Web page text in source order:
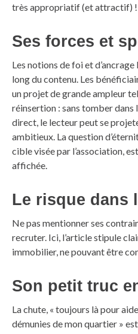
très appropriatif (et attractif) !
Ses forces et
Les notions de foi et
long du contenu. Les
un projet de grande ampleur
réinsertion : sans tomber
direct, le lecteur peut se
ambitieux. La question
cible visée par l’association,
affichée.
Le risque dans
Ne pas mentionner ses
recruter. Ici, l’article stipule
immobilier, ne pouvant être
Son petit truc
La chute, « toujours là pour
démunies de mon quartier »